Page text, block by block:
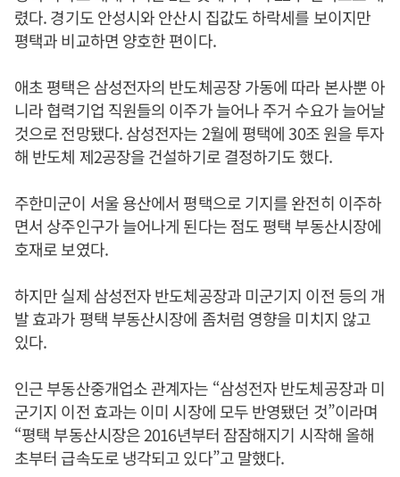
렸다. 경기도 안성시와 안산시 집값도 하락세를 보이지만
평택과 비교하면 양호한 편이다.
애초 평택은 삼성전자의 반도체공장 가동에 따라 본사뿐 아
니라 협력기업 직원들의 이주가 늘어나 주거 수요가 늘어날
것으로 전망됐다. 삼성전자는 2월에 평택에 30조 원을 투자
해 반도체 제2공장을 건설하기로 결정하기도 했다.
주한미군이 서울 용산에서 평택으로 기지를 완전히 이주하
면서 상주인구가 늘어나게 된다는 점도 평택 부동산시장에
호재로 보였다.
하지만 실제 삼성전자 반도체공장과 미군기지 이전 등의 개
발 효과가 평택 부동산시장에 좀처럼 영향을 미치지 않고
있다.
인근 부동산중개업소 관계자는 “삼성전자 반도체공장과 미
군기지 이전 효과는 이미 시장에 모두 반영됐던 것”이라며
“평택 부동산시장은 2016년부터 잠잠해지기 시작해 올해
초부터 급속도로 냉각되고 있다”고 말했다.